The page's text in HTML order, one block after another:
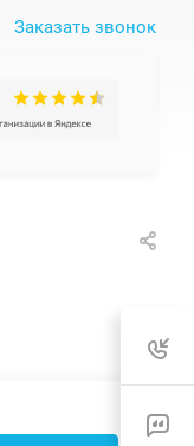
Заказать звонок